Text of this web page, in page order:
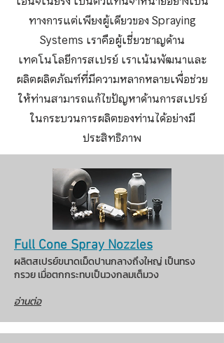
ทางการแต่เพียงผู้เดียวของ Spraying
Systems เราคือผู้เชี่ยวชาญด้าน
เทคโนโลยีการสเปรย์ เราเน้นพัฒนาและ
ผลิตผลิตภัณฑ์ที่มีความหลากหลายเพื่อช่วย
ให้ท่านสามารถแก้ไขปัญหาด้านการสเปรย์
ในกระบวนการผลิตของท่านได้อย่างมี
ประสิทธิภาพ
Full Cone Spray Nozzles
ผลิตสเปรย์ขนาดเม็ดปานกลางถึงใหญ่ เป็นทรง
กรวย เมื่อตกกระทบเป็นวงกลมเต็มวง
อ่านต่อ